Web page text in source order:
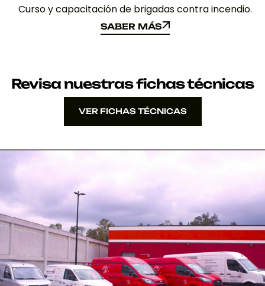
Curso y capacitación de brigadas contra incendio.
SABER MÁS
SABER MÁS
Revisa nuestras fichas técnicas
VER FICHAS TÉCNICAS